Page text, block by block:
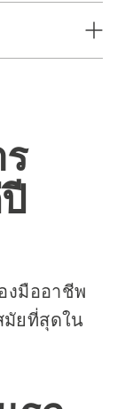
งมืออาชีพ
มัยที่สุดใน